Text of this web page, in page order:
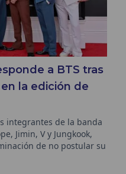
a BTS tras
la edición de
integrantes de la banda
Jimin, V y Jungkook,
de no postular su